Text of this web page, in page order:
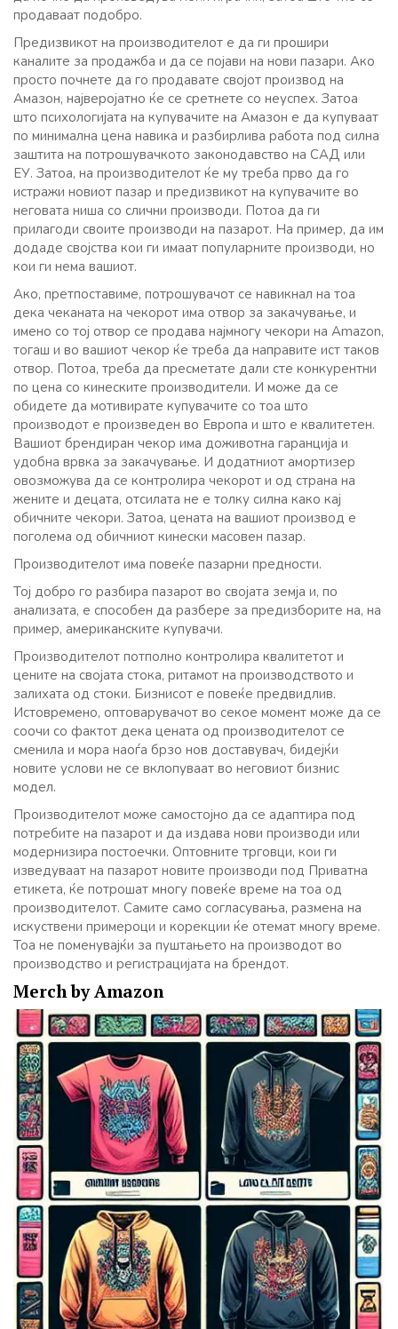
продаваат подобро.
Предизвикот на производителот е да ги прошири
каналите за продажба и да се појави на нови пазари. Ако
просто почнете да го продавате својот производ на
Амазон, најверојатно ќе се сретнете со неуспех. Затоа
што психологијата на купувачите на Амазон е да купуваат
по минимална цена навика и разбирлива работа под силна
заштита на потрошувачкото законодавство на САД или
ЕУ. Затоа, на производителот ќе му треба прво да го
истражи новиот пазар и предизвикот на купувачите во
неговата ниша со слични производи. Потоа да ги
прилагоди своите производи на пазарот. На пример, да им
додаде својства кои ги имаат популарните производи, но
кои ги нема вашиот.
Ако, претпоставиме, потрошувачот се навикнал на тоа
дека чеканата на чекорот има отвор за закачување, и
имено со тој отвор се продава најмногу чекори на Amazon,
тогаш и во вашиот чекор ќе треба да направите ист таков
отвор. Потоа, треба да пресметате дали сте конкурентни
по цена со кинеските производители. И може да се
обидете да мотивирате купувачите со тоа што
производот е произведен во Европа и што е квалитетен.
Вашиот брендиран чекор има доживотна гаранција и
удобна врвка за закачување. И додатниот амортизер
овозможува да се контролира чекорот и од страна на
жените и децата, отсилата не е толку силна како кај
обичните чекори. Затоа, цената на вашиот производ е
поголема од обичниот кинески масовен пазар.
Производителот има повеќе пазарни предности.
Тој добро го разбира пазарот во својата земја и, по
анализата, е способен да разбере за предизборите на, на
пример, американските купувачи.
Производителот потполно контролира квалитетот и
цените на својата стока, ритамот на производството и
залихата од стоки. Бизнисот е повеќе предвидлив.
Истовремено, оптоварувачот во секое момент може да се
соочи со фактот дека цената од производителот се
сменила и мора наоѓа брзо нов доставувач, бидејќи
новите услови не се вклопуваат во неговиот бизнис
модел.
Производителот може самостојно да се адаптира под
потребите на пазарот и да издава нови производи или
модернизира постоечки. Оптовните трговци, кои ги
изведуваат на пазарот новите производи под Приватна
етикета, ќе потрошат многу повеќе време на тоа од
производителот. Самите само согласувања, размена на
искуствени примероци и корекции ќе отемат многу време.
Тоа не поменувајќи за пуштањето на производот во
производство и регистрацијата на брендот.
Merch by Amazon